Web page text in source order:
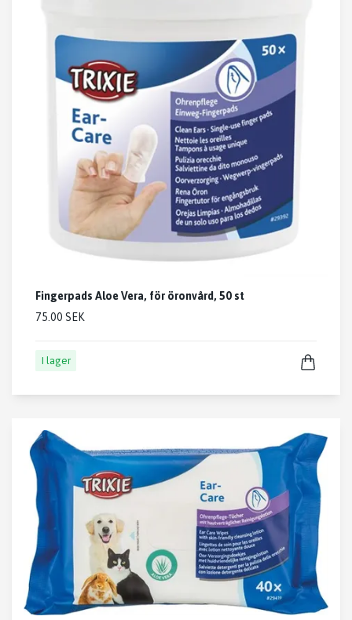
Fingerpads Aloe Vera, för öronvård, 50 st
75.00 SEK
I lager